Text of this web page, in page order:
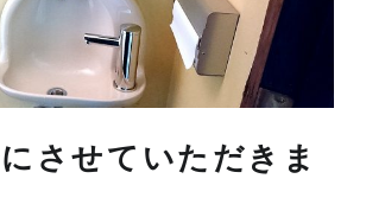
させていただきま